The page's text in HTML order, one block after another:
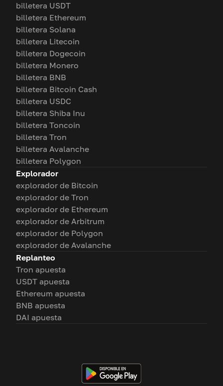
billetera USDT
billetera Ethereum
billetera Solana
billetera Litecoin
billetera Dogecoin
billetera Monero
billetera BNB
billetera Bitcoin Cash
billetera USDC
billetera Shiba Inu
billetera Toncoin
billetera Tron
billetera Avalanche
billetera Polygon
Explorador
explorador de Bitcoin
explorador de Tron
explorador de Ethereum
explorador de Arbitrum
explorador de Polygon
explorador de Avalanche
Replanteo
Tron apuesta
USDT apuesta
Ethereum apuesta
BNB apuesta
DAI apuesta